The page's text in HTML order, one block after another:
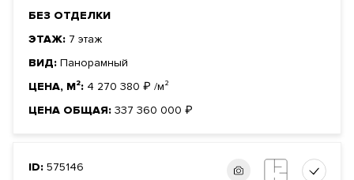
БЕЗ ОТДЕЛКИ
ЭТАЖ: 7 этаж
ВИД: Панорамный
ЦЕНА, М²: 4 270 380 ₽ /м²
ЦЕНА ОБЩАЯ: 337 360 000 ₽
ID: 575146